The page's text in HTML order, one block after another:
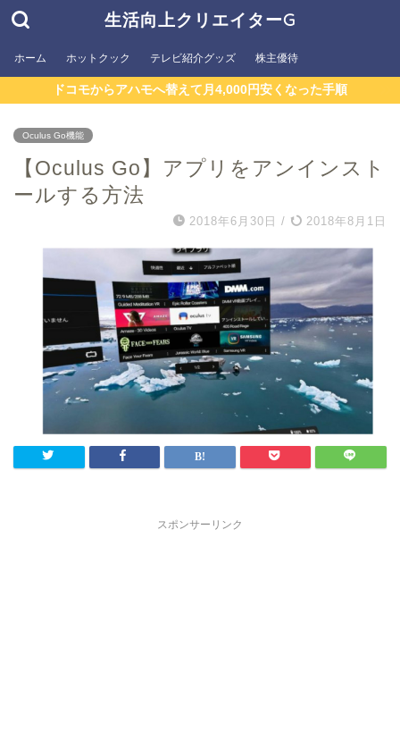
生活向上クリエイターG
ホーム ホットクック テレビ紹介グッズ 株主優待
ドコモからアハモへ替えて月4,000円安くなった手順
Oculus Go機能
【Oculus Go】アプリをアンインスト
ールする方法
2018年6月30日 / 2018年8月1日
スポンサーリンク